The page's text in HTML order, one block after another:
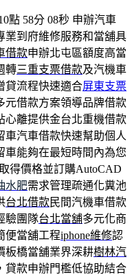
點 58分 08秒 申辦汽車
業到府維修服務和當舖具
借款申辦北屯區額度高當
轉三重支票借款及汽機車
貸流程快速適合屏東支票
元借款方案領導品牌借款
心離提供金台北重機借款
車汽車借款快速幫助個人
車能夠在最短時間內為您
得價格並訂購AutoCAD
水肥需求管理疏通化糞池
台北借款民間汽機車借款
驗團隊台北當舖多元化商
便當舖工程iphone維修認
板橋當舖業界深耕樹林汽
貸款申辦門檻低協助結合